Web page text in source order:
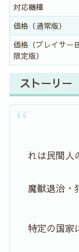
対応機種
価格（通常版）
価格（ブレイサー
限定版）
ストーリー
れは民間人
魔獣退治・
特定の国家